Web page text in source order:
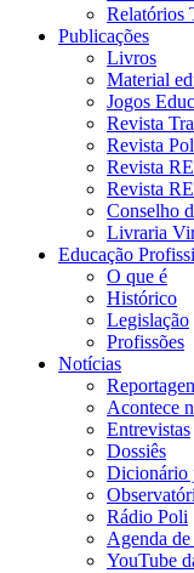
Relatórios
Publicações
Livros
Material
Jogos
Revista
Revista
Revista
Revista
Conselho
Livraria
Educação
O que é
Histórico
Legislação
Profissões
Notícias
Acontece
Entrevistas
Dossiês
Dicionário
Rádio Poli
Agenda
YouTube